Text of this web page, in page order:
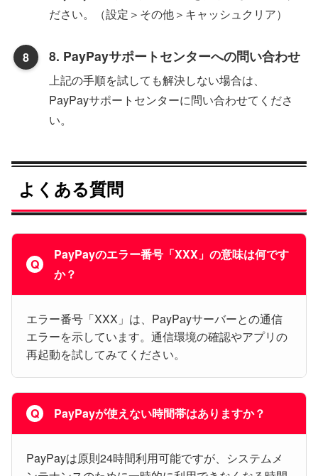
ださい。（設定＞その他＞キャッシュクリア）
8. PayPayサポートセンターへの問い合わせ
上記の手順を試しても解決しない場合は、
PayPayサポートセンターに問い合わせてくださ
い。
よくある質問
PayPayのエラー番号「XXX」の意味は何です
か？
エラー番号「XXX」は、PayPayサーバーとの通信
エラーを示しています。通信環境の確認やアプリの
再起動を試してみてください。
PayPayが使えない時間帯はありますか？
PayPayは原則24時間利用可能ですが、システムメ